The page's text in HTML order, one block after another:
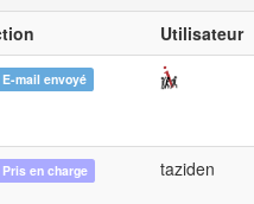
Utilisateur
mail envoyé
en charge taziden